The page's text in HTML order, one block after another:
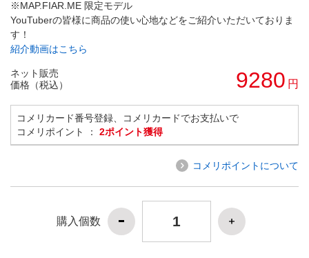
※MAP.FIAR.ME 限定モデル
YouTuberの皆様に商品の使い心地などをご紹介いただいておりま
す！
紹介動画はこちら
ネット販売
価格（税込）
9280 円
コメリカード番号登録、コメリカードでお支払いで
コメリポイント ： 2ポイント獲得
コメリポイントについて
購入個数